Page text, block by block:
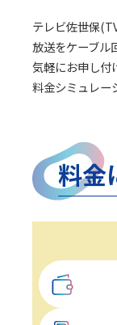
テレビ佐世保
放送をケーブル
気軽にお申し付
料金シミュレー
料金